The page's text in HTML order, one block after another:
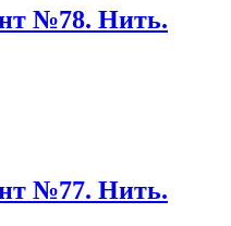
№78. Нить.
№77. Нить.